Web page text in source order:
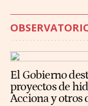
El Gobierno
proyectos de
Acciona y otros